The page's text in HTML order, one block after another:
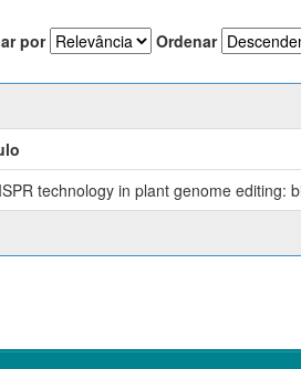
por Ordenar
technology in plant genome editing: